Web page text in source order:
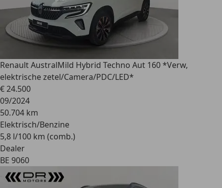
Renault AustralMild Hybrid Techno Aut 160 *Verw,
elektrische zetel/Camera/PDC/LED*
€ 24.500
09/2024
50.704 km
Elektrisch/Benzine
5,8 l/100 km (comb.)
Dealer
BE 9060